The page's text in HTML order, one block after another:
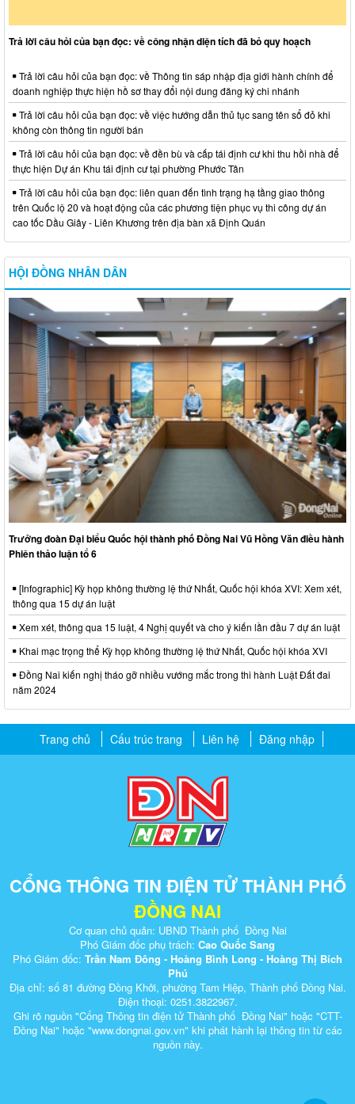
Trả lời câu hỏi của bạn đọc: về công nhận diện tích đã bỏ quy hoạch
Trả lời câu hỏi của bạn đọc: về Thông tin sáp nhập địa giới hành chính để
doanh nghiệp thực hiện hồ sơ thay đổi nội dung đăng ký chi nhánh
Trả lời câu hỏi của bạn đọc: về việc hướng dẫn thủ tục sang tên sổ đỏ khi
không còn thông tin người bán
Trả lời câu hỏi của bạn đọc: về đền bù và cấp tái định cư khi thu hồi nhà để
thực hiện Dự án Khu tái định cư tại phường Phước Tân
Trả lời câu hỏi của bạn đọc: liên quan đến tình trạng hạ tầng giao thông
trên Quốc lộ 20 và hoạt động của các phương tiện phục vụ thi công dự án
cao tốc Dầu Giây - Liên Khương trên địa bàn xã Định Quán
HỘI ĐỒNG NHÂN DÂN
Trưởng đoàn Đại biểu Quốc hội thành phố Đồng Nai Vũ Hồng Văn điều hành
Phiên thảo luận tổ 6
[Infographic] Kỳ họp không thường lệ thứ Nhất, Quốc hội khóa XVI: Xem xét,
thông qua 15 dự án luật
Xem xét, thông qua 15 luật, 4 Nghị quyết và cho ý kiến lần đầu 7 dự án luật
Khai mạc trọng thể Kỳ họp không thường lệ thứ Nhất, Quốc hội khóa XVI
Đồng Nai kiến nghị tháo gỡ nhiều vướng mắc trong thi hành Luật Đất đai
năm 2024
Trang chủ Cấu trúc trang Liên hệ Đăng nhập
CỔNG THÔNG TIN ĐIỆN TỬ THÀNH PHỐ
ĐỒNG NAI
Cơ quan chủ quản: UBND Thành phố Đồng Nai
Phó Giám đốc phụ trách: Cao Quốc Sang
Phó Giám đốc: Trần Nam Đông - Hoàng Bình Long - Hoàng Thị Bích
Phú
Địa chỉ: số 81 đường Đồng Khởi, phường Tam Hiệp, Thành phố Đồng Nai.
Điện thoại: 0251.3822967.
Ghi rõ nguồn "Cổng Thông tin điện tử Thành phố Đồng Nai" hoặc "CTT-
Đồng Nai" hoặc "www.dongnai.g​ov.vn" khi ​phát hành lại thông tin từ các
nguồn này.​